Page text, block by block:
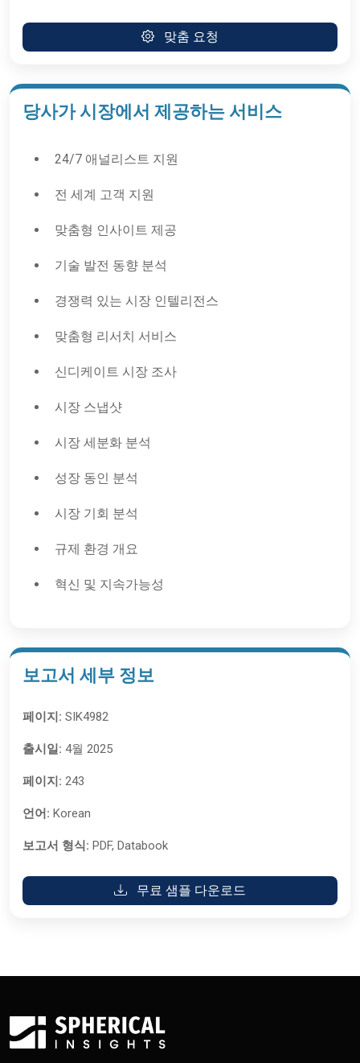
맞춤 요청
당사가 시장에서 제공하는 서비스
24/7 애널리스트 지원
전 세계 고객 지원
맞춤형 인사이트 제공
기술 발전 동향 분석
경쟁력 있는 시장 인텔리전스
맞춤형 리서치 서비스
신디케이트 시장 조사
시장 스냅샷
시장 세분화 분석
성장 동인 분석
시장 기회 분석
규제 환경 개요
혁신 및 지속가능성
보고서 세부 정보
페이지: SIK4982
출시일: 4월 2025
페이지: 243
언어: Korean
보고서 형식: PDF, Databook
무료 샘플 다운로드